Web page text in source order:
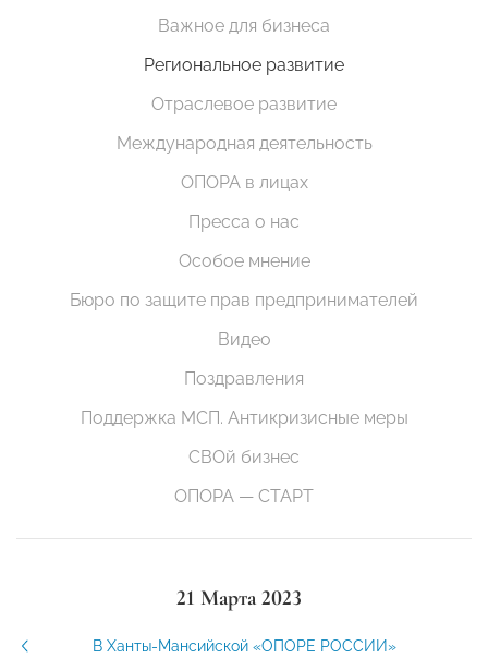
Важное для бизнеса
Региональное развитие
Отраслевое развитие
Международная деятельность
ОПОРА в лицах
Пресса о нас
Особое мнение
Бюро по защите прав предпринимателей
Видео
Поздравления
Поддержка МСП. Антикризисные меры
СВОй бизнес
ОПОРА — СТАРТ
21 Марта 2023
В Ханты-Мансийской «ОПОРЕ РОССИИ»